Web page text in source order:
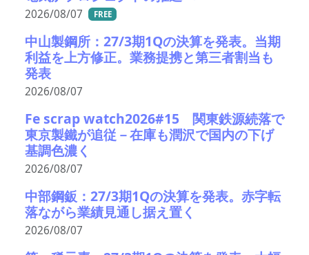
2026/08/07 FREE
中山製鋼所：27/3期1Qの決算を発表。当期
利益を上方修正。業務提携と第三者割当も
発表
2026/08/07
Fe scrap watch2026#15 関東鉄源続落で
東京製鐵が追従－在庫も潤沢で国内の下げ
基調色濃く
2026/08/07
中部鋼鈑：27/3期1Qの決算を発表。赤字転
落ながら業績見通し据え置く
2026/08/07